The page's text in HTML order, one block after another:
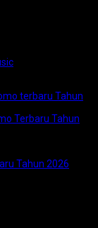
terbaru Tahun
Terbaru Tahun
Tahun 2026